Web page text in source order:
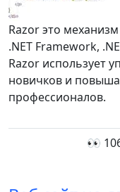
Razor это
.NET Framework,
Razor использует
новичков и
профессионалов.
👀